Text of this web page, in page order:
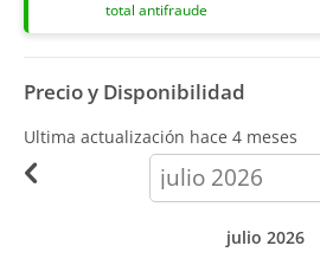
total antifraude
Precio y Disponibilidad
Ultima actualización hace 4 meses
calendar-
month
julio 2026